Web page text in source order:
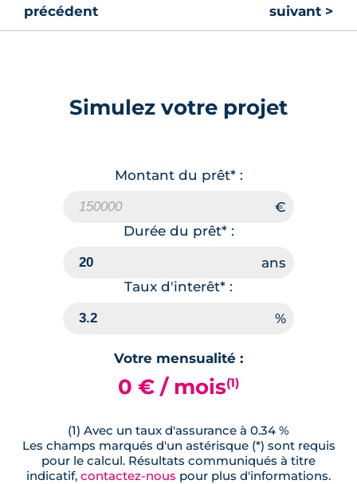
précédent
suivant >
Simulez votre projet
Montant du prêt* :
Durée du prêt* :
Taux d'interêt* :
Votre mensualité :
0 € / mois(1)
(1) Avec un taux d'assurance à 0.34 %
Les champs marqués d'un astérisque (*) sont requis
pour le calcul. Résultats communiqués à titre
indicatif, contactez-nous pour plus d'informations.